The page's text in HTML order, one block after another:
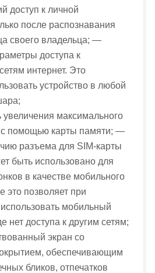
доступ к личной
после распознавания
своего владельца; —
доступа к
интернет. Это
устройство в любой
увеличения максимального
помощью карты памяти; —
разъема для SIM-карты
быть использовано для
в качестве мобильного
это позволяет при
мобильный
нет доступа к другим сетям;
экран со
обеспечивающим
бликов, отпечатков